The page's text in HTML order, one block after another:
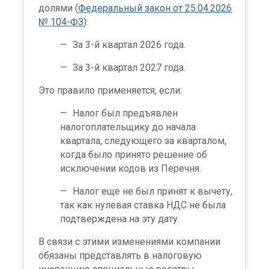
долями (Федеральный закон от 25.04.2026
№ 104-ФЗ):
За 3-й квартал 2026 года.
За 3-й квартал 2027 года.
Это правило применяется, если:
Налог был предъявлен
налогоплательщику до начала
квартала, следующего за кварталом,
когда было принято решение об
исключении кодов из Перечня.
Налог еще не был принят к вычету,
так как нулевая ставка НДС не была
подтверждена на эту дату.
В связи с этими изменениями компании
обязаны представлять в налоговую